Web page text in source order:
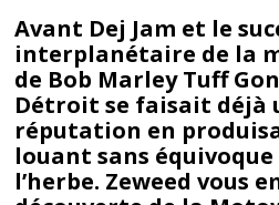
Avant Dej Jam et le
interplanétaire de la
de Bob Marley Tuff
Détroit se faisait déjà
réputation en
louant sans équivoque
l’herbe. Zeweed vous